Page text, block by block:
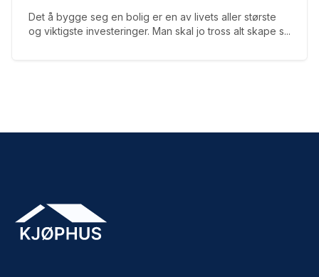
Det å bygge seg en bolig er en av livets aller største
og viktigste investeringer. Man skal jo tross alt skape s...